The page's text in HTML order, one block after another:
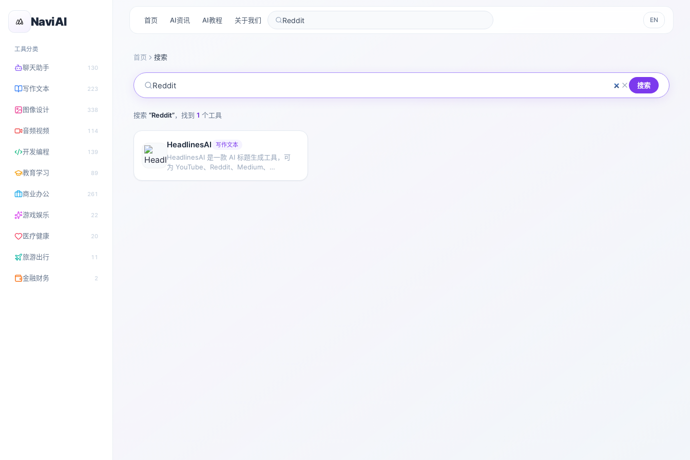
NaviAI
工具分类
聊天助手 130
写作文本 223
图像设计 338
音频视频 114
开发编程 139
教育学习 89
商业办公 261
游戏娱乐 22
医疗健康 20
旅游出行 11
金融财务 2
首页 AI资讯 AI教程 关于我们 EN
首页 搜索
搜索
搜索 “Reddit”，找到 1 个工具
HeadlinesAI 写作文本
HeadlinesAI 是一款 AI 标题生成工具，可
为 YouTube、Reddit、Medium、